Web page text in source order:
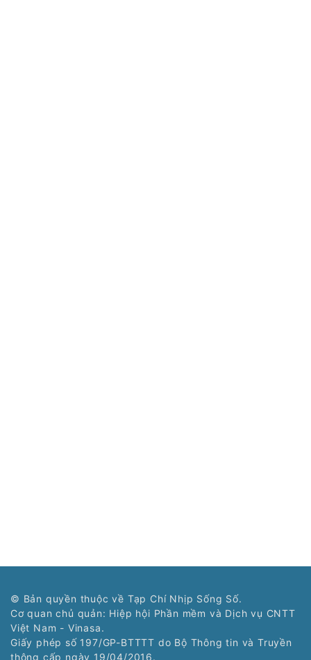
© Bản quyền thuộc về Tạp Chí Nhịp Sống Số.
Cơ quan chủ quản: Hiệp hội Phần mềm và Dịch vụ CNTT
Việt Nam - Vinasa.
Giấy phép số 197/GP-BTTTT do Bộ Thông tin và Truyền
thông cấp ngày 19/04/2016.